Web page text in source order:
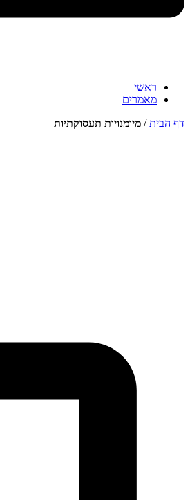
ראשי
מאמרים
דף הבית/ מיומנויות תעסוקתיות